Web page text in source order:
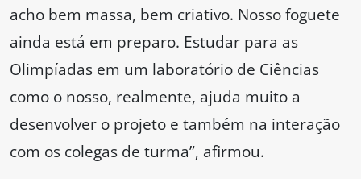
acho bem massa, bem criativo. Nosso foguete
ainda está em preparo. Estudar para as
Olimpíadas em um laboratório de Ciências
como o nosso, realmente, ajuda muito a
desenvolver o projeto e também na interação
com os colegas de turma”, afirmou.